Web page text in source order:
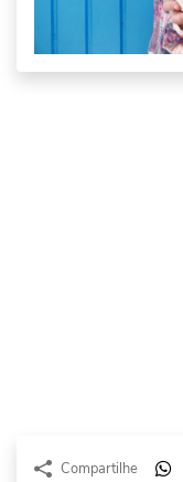
Compartilhe